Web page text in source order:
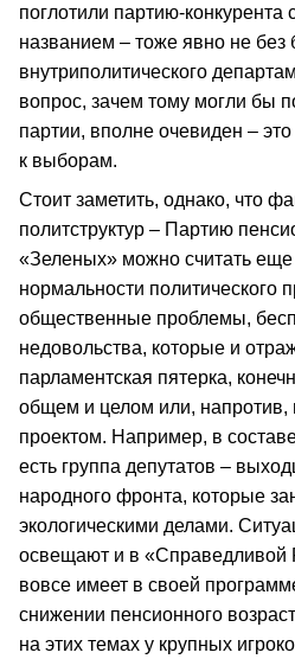
поглотили партию-конкурента
названием – тоже явно не без
внутриполитического
вопрос, зачем тому могли бы
партии, вполне очевиден –
к выборам.
Стоит заметить, однако, что
политструктур – Партию
«Зеленых» можно считать
нормальности политического
общественные проблемы,
недовольства, которые и
парламентская пятерка,
общем и целом или, напротив,
проектом. Например, в
есть группа депутатов –
народного фронта, которые
экологическими делами.
освещают и в «Справедливой
вовсе имеет в своей
снижении пенсионного
на этих темах у крупных